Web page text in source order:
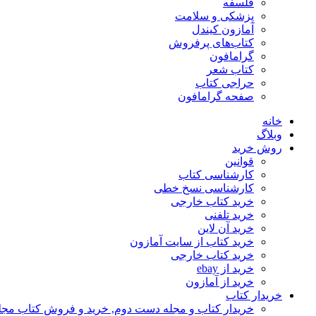
فلسفه
پزشکی و سلامت
آمازون کیندل
کتاب‌های پرفروش
گرامافون
کتاب شعر
حراجی کتاب
صفحه گرامافون
خانه
وبلاگ
روش خرید
قوانین
کارشناسی کتاب
کارشناسی نسخ خطی
خرید کتاب خارجی
خرید تلفنی
خرید آن لاین
خرید کتاب از سایت آمازون
خرید کتاب خارجی
خرید از ebay
خرید از آمازون
خریدار کتاب
خریدار کتاب و مجله دست دوم, خرید و فروش کتاب